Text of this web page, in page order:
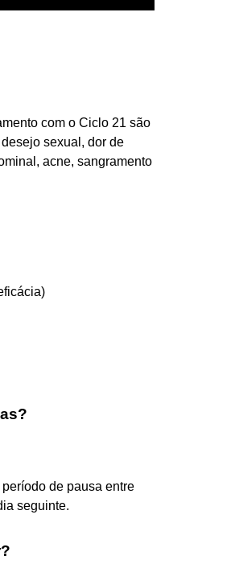
com o Ciclo 21 são
sexual, dor de
acne, sangramento
de pausa entre
seguinte.